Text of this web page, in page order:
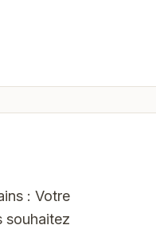
: Votre
souhaitez